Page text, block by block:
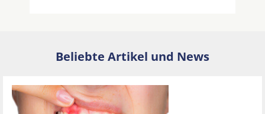
Beliebte Artikel und News